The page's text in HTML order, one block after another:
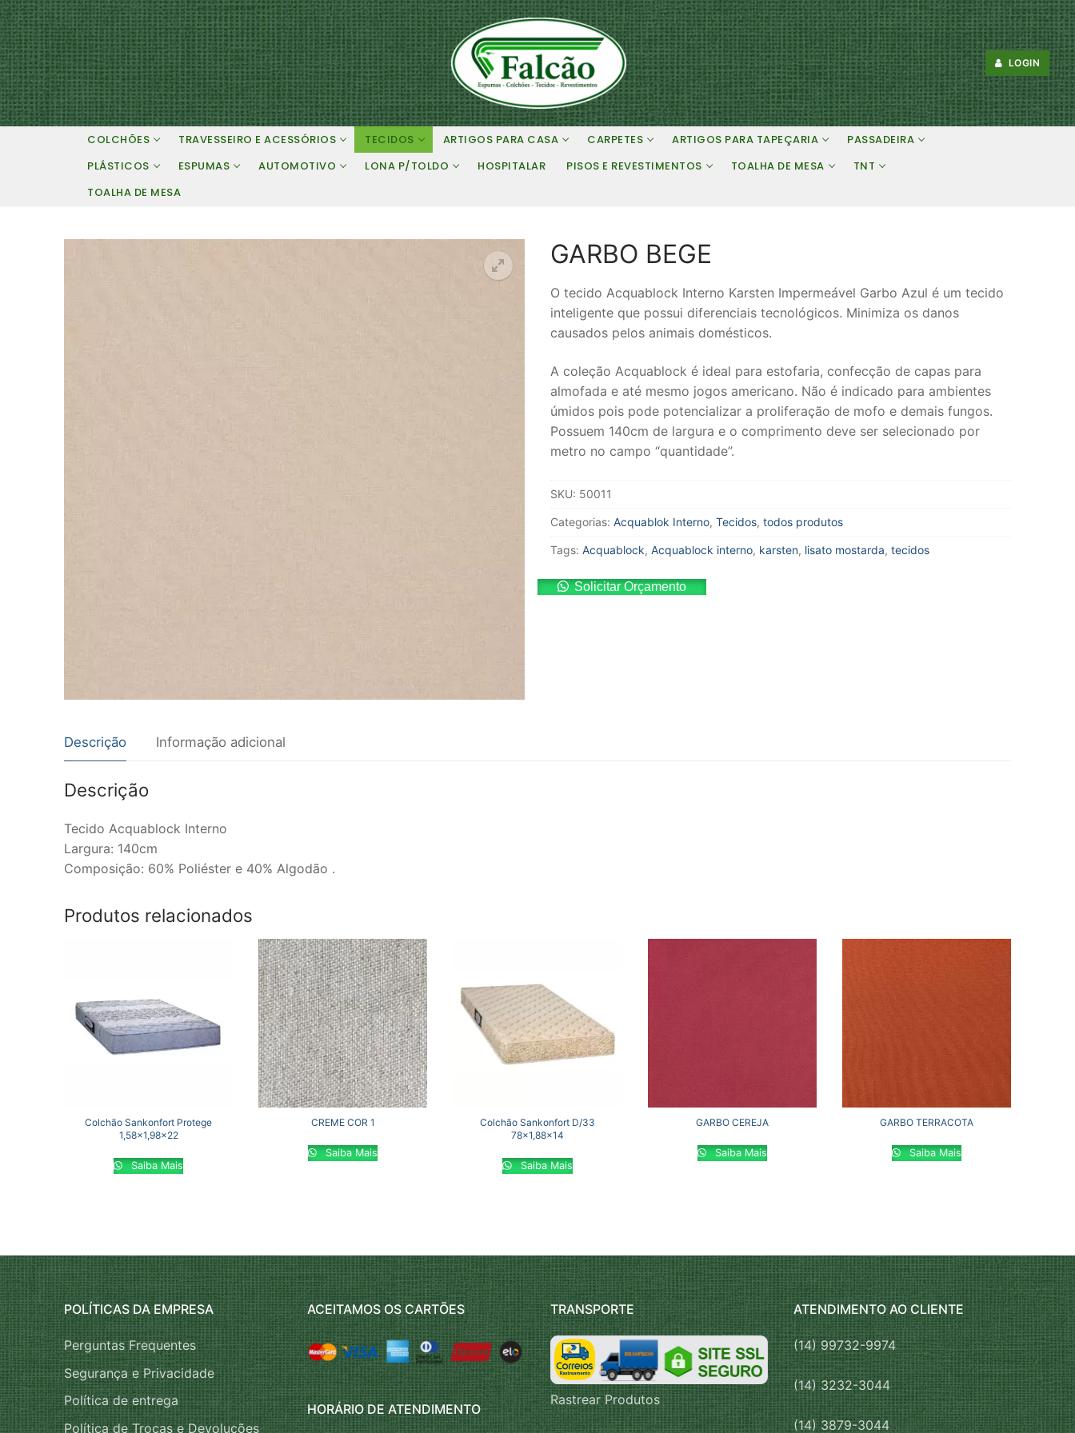
Pular
para
o
conteúdo
LOGIN
COLCHÕES TRAVESSEIRO E ACESSÓRIOS TECIDOS ARTIGOS PARA CASA CARPETES ARTIGOS PARA TAPEÇARIA
PASSADEIRA
PLÁSTICOS
ESPUMAS AUTOMOTIVO LONA P/TOLDO HOSPITALAR PISOS E REVESTIMENTOS TOALHA DE MESA
TNT
TOALHA DE MESA
GARBO BEGE
O tecido Acquablock Interno Karsten Impermeável Garbo Azul é um tecido
inteligente que possui diferenciais tecnológicos. Minimiza os danos
causados pelos animais domésticos.
A coleção Acquablock é ideal para estofaria, confecção de capas para
almofada e até mesmo jogos americano. Não é indicado para ambientes
úmidos pois pode potencializar a proliferação de mofo e demais fungos.
Possuem 140cm de largura e o comprimento deve ser selecionado por
metro no campo “quantidade”.
SKU: 50011
Categorias: Acquablok Interno, Tecidos, todos produtos
Tags: Acquablock, Acquablock interno, karsten, lisato mostarda, tecidos
Solicitar Orçamento
Descrição Informação adicional
Descrição
Tecido Acquablock Interno
Largura: 140cm
Composição: 60% Poliéster e 40% Algodão .
Produtos relacionados
Colchão Sankonfort Protege
1,58×1,98×22
Saiba Mais
CREME COR 1
Saiba Mais
Colchão Sankonfort D/33
78×1,88×14
Saiba Mais
GARBO CEREJA
Saiba Mais
GARBO TERRACOTA
Saiba Mais
POLÍTICAS DA EMPRESA
Perguntas Frequentes
Segurança e Privacidade
Política de entrega
Política de Trocas e Devoluções
ACEITAMOS OS CARTÕES
HORÁRIO DE ATENDIMENTO
TRANSPORTE
Rastrear Produtos
ATENDIMENTO AO CLIENTE
(14) 99732-9974
(14) 3232-3044
(14) 3879-3044